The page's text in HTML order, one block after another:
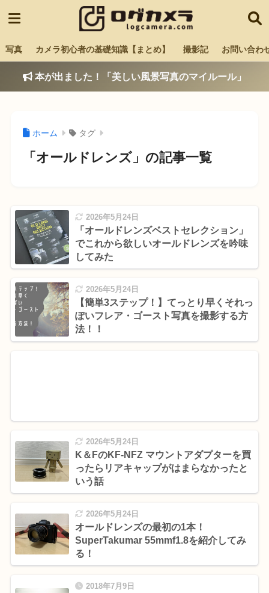
写真 カメラ初心者の基礎知識【まとめ】 撮影記 お問い合わ
本が出ました！「美しい風景写真のマイルール」
ホーム タグ
「オールドレンズ」の記事一覧
2026年5月24日
「オールドレンズベストセレクション」
でこれから欲しいオールドレンズを吟味
してみた
2026年5月24日
【簡単3ステップ！】てっとり早くそれっ
ぽいフレア・ゴースト写真を撮影する方
法！！
2026年5月24日
K＆FのKF-NFZ マウントアダプターを買
ったらリアキャップがはまらなかったと
いう話
2026年5月24日
オールドレンズの最初の1本！
SuperTakumar 55mmf1.8を紹介してみ
る！
2018年7月9日